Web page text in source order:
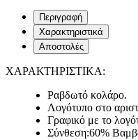
Περιγραφή
Χαρακτηριστικά
Αποστολές
ΧΑΡΑΚΤΗΡΙΣΤΙΚΑ:
Ραβδωτό κολάρο.
Λογότυπο στο
Γραφικό με το
Σύνθεση:60%